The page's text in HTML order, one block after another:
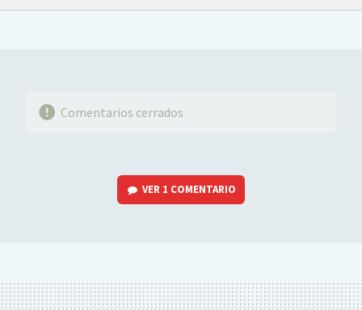
FACEBOOKTWITTERFLIPBOARD
E-
WHATSAPP
Comentarios cerrados
VER 1 COMENTARIO